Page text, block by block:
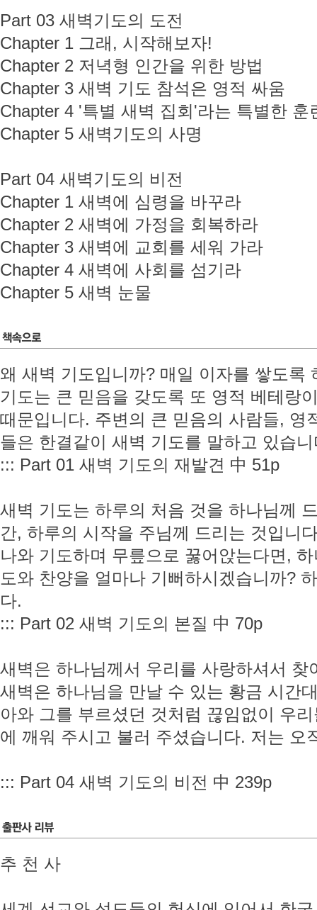
Part 03 새벽기도의 도전
Chapter 1 그래, 시작해보자!
Chapter 2 저녁형 인간을 위한 방법
Chapter 3 새벽 기도 참석은 영적 싸움
Chapter 4 '특별 새벽 집회'라는 특별한 훈
Chapter 5 새벽기도의 사명
Part 04 새벽기도의 비전
Chapter 1 새벽에 심령을 바꾸라
Chapter 2 새벽에 가정을 회복하라
Chapter 3 새벽에 교회를 세워 가라
Chapter 4 새벽에 사회를 섬기라
Chapter 5 새벽 눈물
왜 새벽 기도입니까? 매일 이자를 쌓도록
기도는 큰 믿음을 갖도록 또 영적 베테랑
때문입니다. 주변의 큰 믿음의 사람들, 영
들은 한결같이 새벽 기도를 말하고 있습
::: Part 01 새벽 기도의 재발견 中 51p
새벽 기도는 하루의 처음 것을 하나님께
간, 하루의 시작을 주님께 드리는 것입니
나와 기도하며 무릎으로 꿇어앉는다면,
도와 찬양을 얼마나 기뻐하시겠습니까?
다.
::: Part 02 새벽 기도의 본질 中 70p
새벽은 하나님께서 우리를 사랑하셔서
새벽은 하나님을 만날 수 있는 황금 시간
아와 그를 부르셨던 것처럼 끊임없이 우
에 깨워 주시고 불러 주셨습니다. 저는 오
::: Part 04 새벽 기도의 비전 中 239p
추 천 사